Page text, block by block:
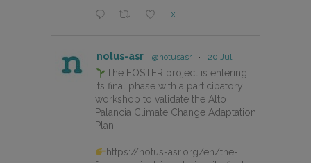
X
notus-asr @notusasr · 20 Jul
The FOSTER project is entering
its final phase with a participatory
workshop to validate the Alto
Palancia Climate Change Adaptation
Plan.
https://notus-asr.org/en/the-